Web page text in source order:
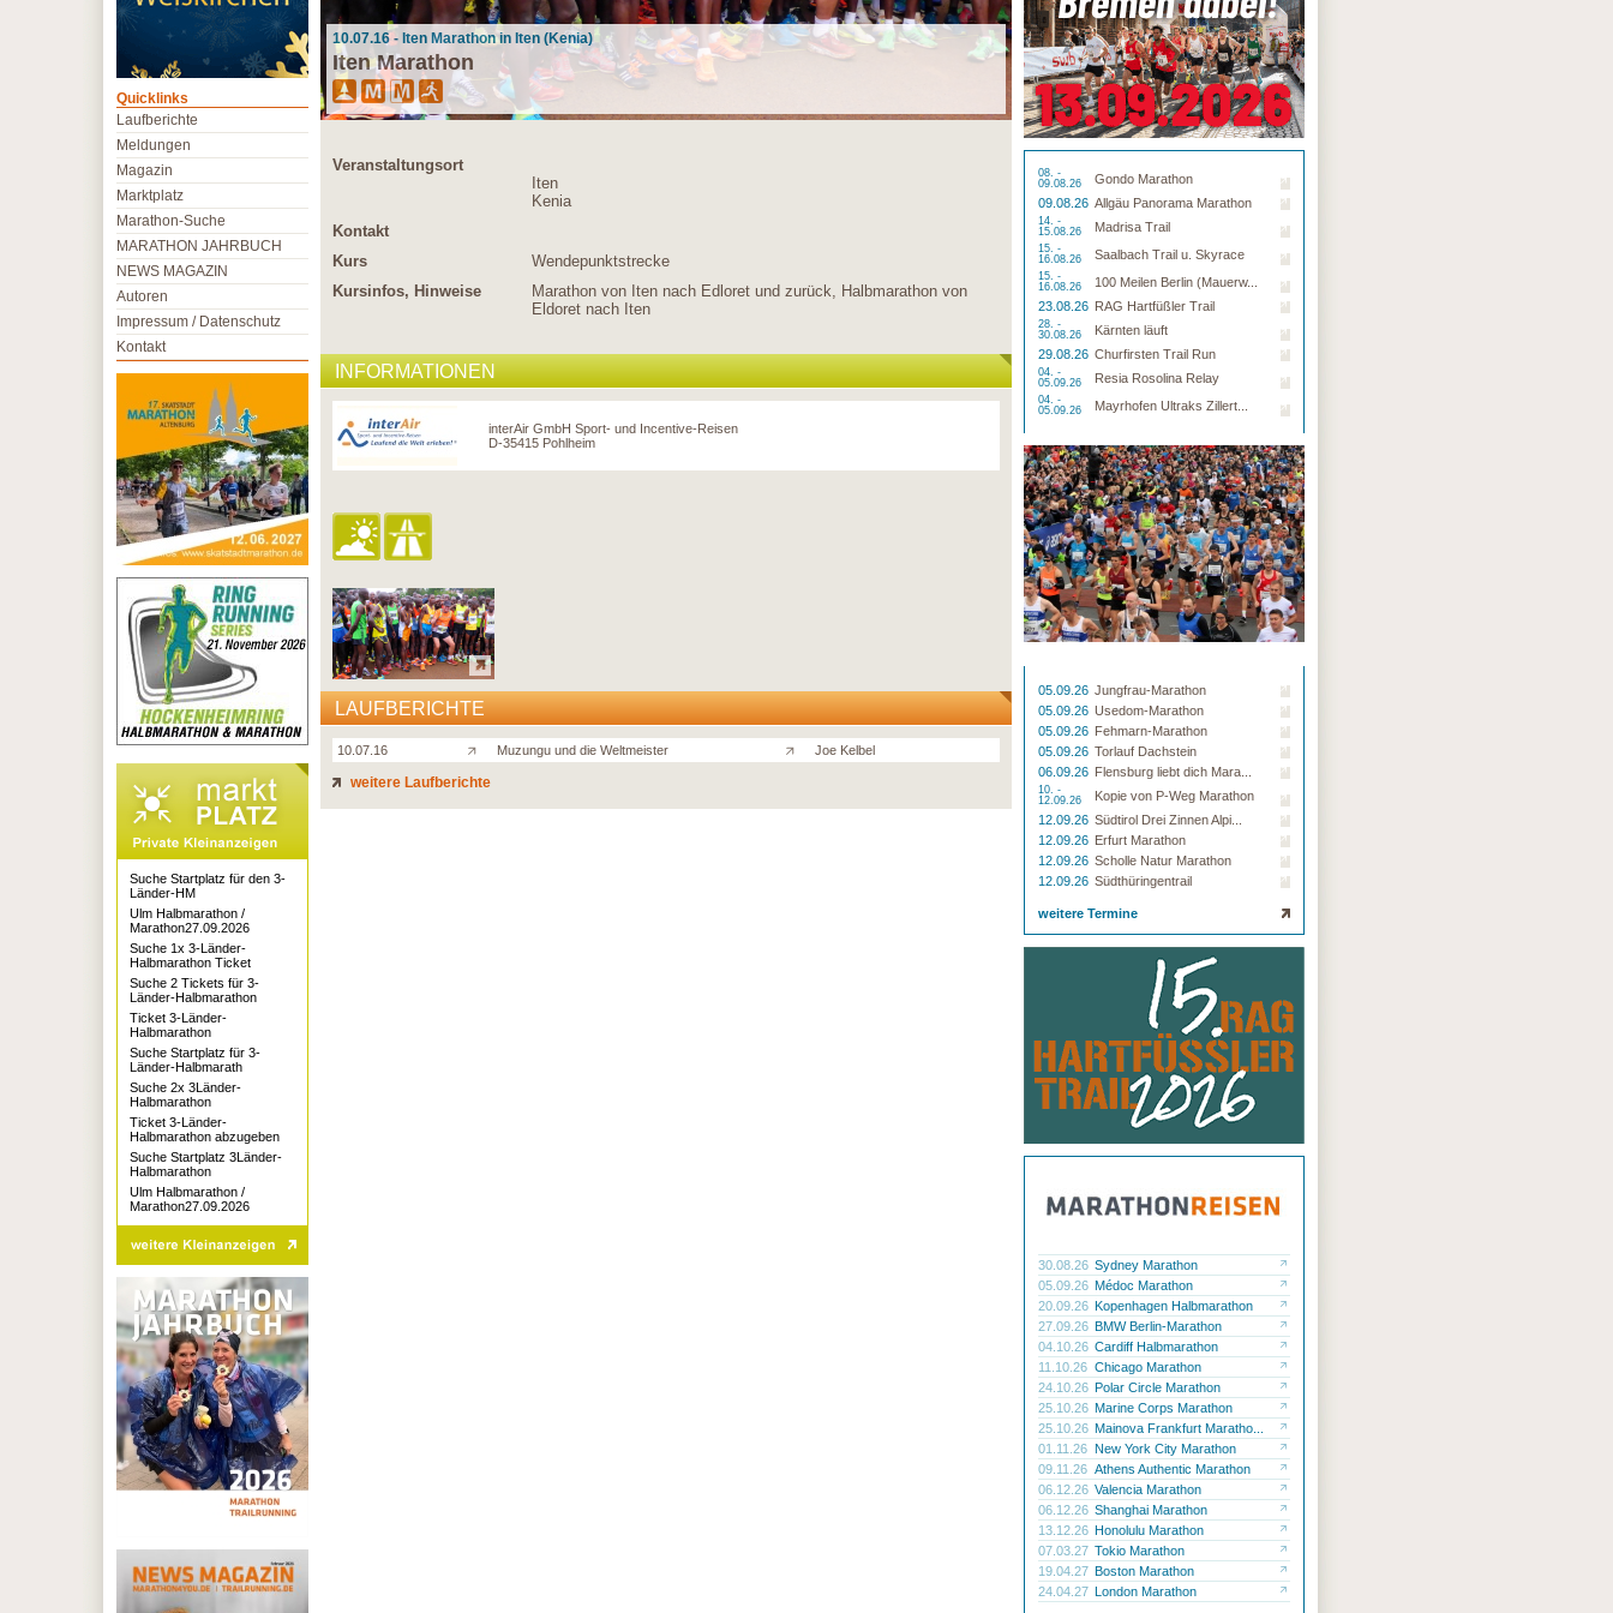
10.07.16 - Iten Marathon in Iten (Kenia)
Iten Marathon
Veranstaltungsort
Iten
Kenia
Kontakt
Kurs
Wendepunktstrecke
Kursinfos, Hinweise
Marathon von Iten nach Edloret und zurück, Halbmarathon von
Eldoret nach Iten
INFORMATIONEN
interAir GmbH Sport- und Incentive-Reisen
D-35415 Pohlheim
LAUFBERICHTE
10.07.16 Muzungu und die Weltmeister Joe Kelbel
weitere Laufberichte
08. -
09.08.26
Gondo Marathon
09.08.26 Allgäu Panorama Marathon
14. -
15.08.26
Madrisa Trail
15. -
16.08.26
Saalbach Trail u. Skyrace
15. -
16.08.26
100 Meilen Berlin (Mauerw...
23.08.26 RAG Hartfüßler Trail
28. -
30.08.26
Kärnten läuft
29.08.26 Churfirsten Trail Run
04. -
05.09.26
Resia Rosolina Relay
04. -
05.09.26
Mayrhofen Ultraks Zillert...
05.09.26 Jungfrau-Marathon
05.09.26 Usedom-Marathon
05.09.26 Fehmarn-Marathon
05.09.26 Torlauf Dachstein
06.09.26 Flensburg liebt dich Mara...
10. -
12.09.26
Kopie von P-Weg Marathon
12.09.26 Südtirol Drei Zinnen Alpi...
12.09.26 Erfurt Marathon
12.09.26 Scholle Natur Marathon
12.09.26 Südthüringentrail
weitere Termine
30.08.26 Sydney Marathon
05.09.26 Médoc Marathon
20.09.26 Kopenhagen Halbmarathon
27.09.26 BMW Berlin-Marathon
04.10.26 Cardiff Halbmarathon
11.10.26 Chicago Marathon
24.10.26 Polar Circle Marathon
25.10.26 Marine Corps Marathon
25.10.26 Mainova Frankfurt Maratho...
01.11.26 New York City Marathon
09.11.26 Athens Authentic Marathon
06.12.26 Valencia Marathon
06.12.26 Shanghai Marathon
13.12.26 Honolulu Marathon
07.03.27 Tokio Marathon
19.04.27 Boston Marathon
24.04.27 London Marathon
Quicklinks
Laufberichte
Meldungen
Magazin
Marktplatz
Marathon-Suche
MARATHON JAHRBUCH
NEWS MAGAZIN
Autoren
Impressum / Datenschutz
Kontakt
Suche Startplatz für den 3-
Länder-HM
Ulm Halbmarathon /
Marathon27.09.2026
Suche 1x 3-Länder-
Halbmarathon Ticket
Suche 2 Tickets für 3-
Länder-Halbmarathon
Ticket 3-Länder-
Halbmarathon
Suche Startplatz für 3-
Länder-Halbmarath
Suche 2x 3Länder-
Halbmarathon
Ticket 3-Länder-
Halbmarathon abzugeben
Suche Startplatz 3Länder-
Halbmarathon
Ulm Halbmarathon /
Marathon27.09.2026